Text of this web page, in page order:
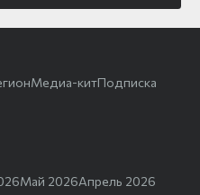
Медиа-китПодписка
Май 2026Апрель 2026